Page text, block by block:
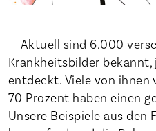
Aktuell sind 6.000
Krankheitsbilder bekannt,
entdeckt. Viele von ihnen
70 Prozent haben einen
Unsere Beispiele aus den